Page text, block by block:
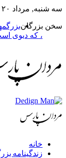
شنبه, مرداد ۲۰ ۱۴۰۵
بزرگان
، که دیوی
خانه
زندگینامه